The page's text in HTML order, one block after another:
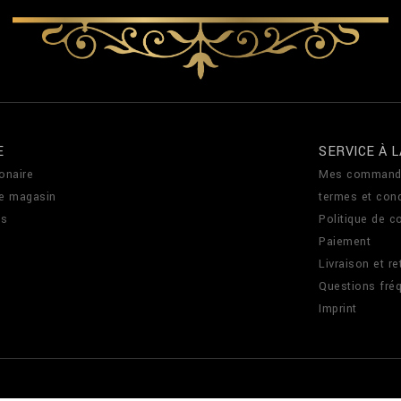
magasin
SERVICE À
Mes
termes et
Politique de
Paiement
Livraison et
Questions
Imprint